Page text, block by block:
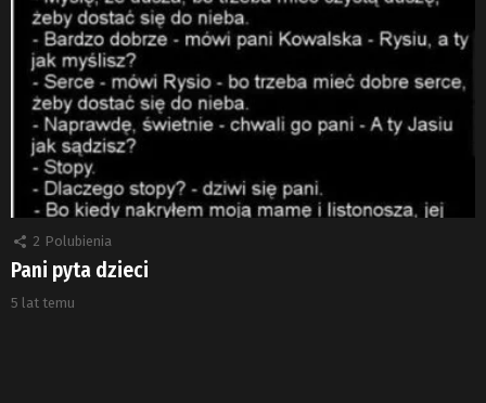
2 Polubienia
Pani pyta dzieci
5 lat temu